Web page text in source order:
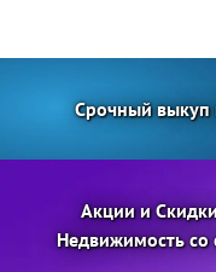
Срочный выкуп
Акции и
Недвижимость со